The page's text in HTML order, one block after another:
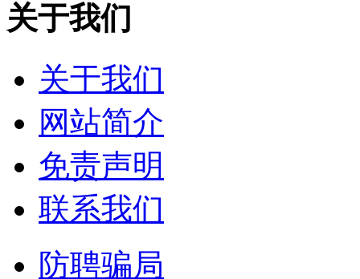
关于我们
关于我们
网站简介
免责声明
联系我们
防聘骗局